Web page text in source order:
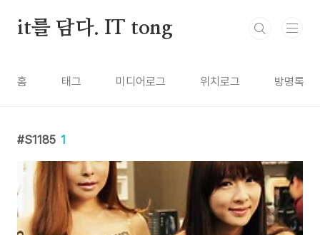
it를 담다. IT tong
홈 태그 미디어로그 위치로그 방명록
S1185 1